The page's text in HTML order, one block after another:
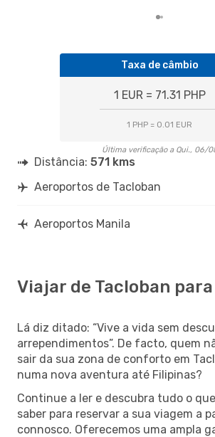
Taxa de câmbio
1 EUR = 71.31 PHP
1 PHP = 0.01 EUR
Última verificação a Qui., 06/
Distância: 571 kms
Aeroportos de Tacloban
Aeroportos Manila
Viajar de Tacloban
Lá diz ditado: “Vive a vida sem
arrependimentos”. De facto, quem
sair da sua zona de conforto em
numa nova aventura até Filipinas?
Continue a ler e descubra tudo o
saber para reservar a sua viagem a
connosco. Oferecemos uma ampla